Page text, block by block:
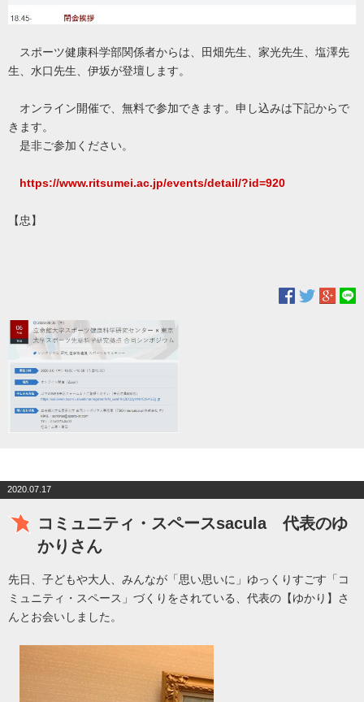
スポーツ健康科学部関係者からは、田畑先生、家光先生、塩澤先
生、水口先生、伊坂が登壇します。
オンライン開催で、無料で参加できます。申し込みは下記からで
きます。
是非ご参加ください。
https://www.ritsumei.ac.jp/events/detail/?id=920
【忠】
2020.07.17
コミュニティ・スペースsacula 代表のゆ
かりさん
先日、子どもや大人、みんなが「思い思いに」ゆっくりすごす「コ
ミュニティ・スペース」づくりをされている、代表の【ゆかり】さ
んとお会いしました。